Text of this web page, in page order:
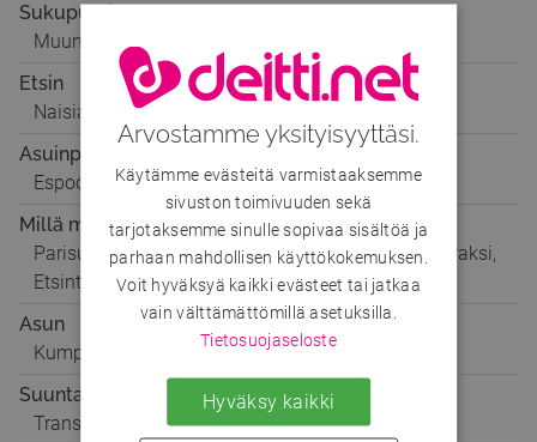
Sukupuoli
Muun sukup.
Etsin
Naisia, miehiä ja muun sukup.
Asuinpaikka
Espoo
Millä mielellä
Parisuhteeseen, Seikkailuun, Ystäväksi, Matkaseuraksi,
Etsintäkuulutus!, Keskusteluun
Asun
Kumppanini kanssa
Suuntautuminen
Trans
Arvostamme yksityisyyttäsi.
Käytämme evästeitä varmistaaksemme
sivuston toimivuuden sekä
tarjotaksemme sinulle sopivaa sisältöä ja
parhaan mahdollisen käyttökokemuksen.
Voit hyväksyä kaikki evästeet tai jatkaa
vain välttämättömillä asetuksilla.
Tietosuojaseloste
Hyväksy kaikki